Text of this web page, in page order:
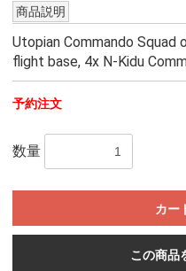
商品説明
Utopian Commando Squad
flight base, 4x N-Kidu
予約注文
数量
カー
この商品